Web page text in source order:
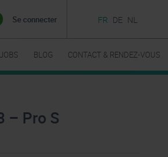
Se connecter FR DE NL
JOBS BLOG CONTACT & RENDEZ-VOUS
– Pro S